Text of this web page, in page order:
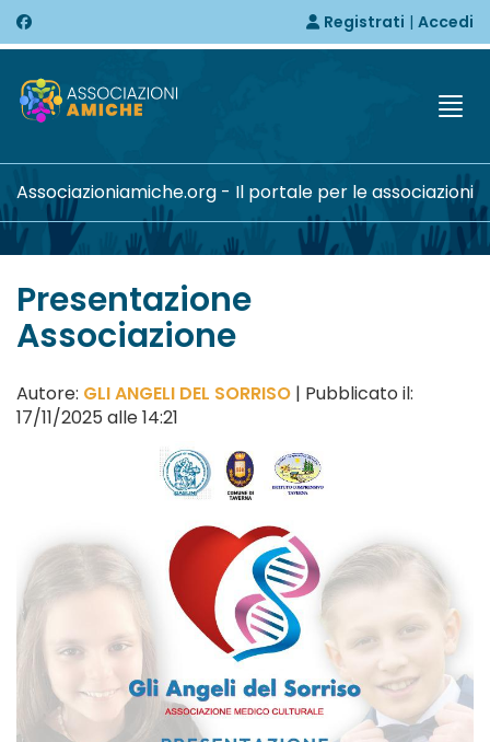
Registrati | Accedi
Associazioniamiche.org - Il portale per le associazioni
Presentazione
Associazione
Autore: GLI ANGELI DEL SORRISO | Pubblicato il:
17/11/2025 alle 14:21